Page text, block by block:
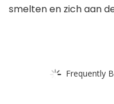
smelten en zich aan
Frequently